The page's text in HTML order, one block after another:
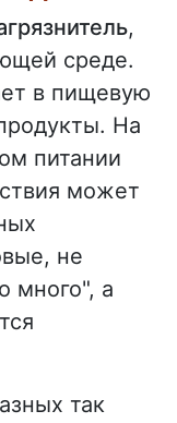
,
среде.
в пищевую
На
питании
может
не
много", а
так